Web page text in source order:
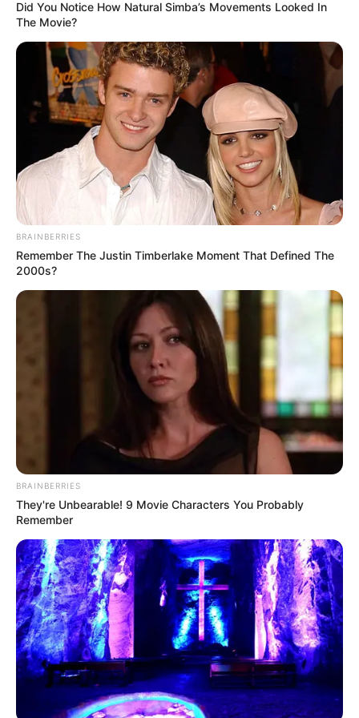
COMPARTIR
ALERTA BOGOTÁ EN GOOGLE NEWS
TEMAS RELACIONADOS
COVID-19 BUCARAMANGA CLASES
MANTÉNGASE EN ALERTA
Tenemos todas las noticias que le
interesan. Para estar bien informado, por
favor, active las notificaciones de Alerta.
ACTIVAR AHORA
TEMAS DESTACADOS
CIERRES VIALES EN BUCARAMANGA
TRANSVERSAL DEL CARARE
FLORIDABLANCA
CIERRES VIALES EN SANTANDER
Did You Notice How Natural Simba’s Movements Looked In
The Movie?
BRAINBERRIES
Remember The Justin Timberlake Moment That Defined The
2000s?
BRAINBERRIES
They're Unbearable! 9 Movie Characters You Probably
Remember